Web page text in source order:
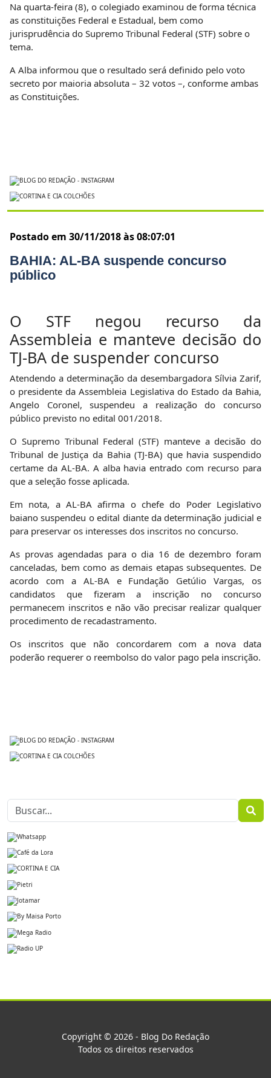
Na quarta-feira (8), o colegiado examinou de forma técnica
as constituições Federal e Estadual, bem como
jurisprudência do Supremo Tribunal Federal (STF) sobre o
tema.
A Alba informou que o resultado será definido pelo voto
secreto por maioria absoluta – 32 votos –, conforme ambas
as Constituições.
Postado em 30/11/2018 às 08:07:01
BAHIA: AL-BA suspende concurso
público
O STF negou recurso da
Assembleia e manteve decisão do
TJ-BA de suspender concurso
Atendendo a determinação da desembargadora Sílvia Zarif,
o presidente da Assembleia Legislativa do Estado da Bahia,
Angelo Coronel, suspendeu a realização do concurso
público previsto no edital 001/2018.
O Supremo Tribunal Federal (STF) manteve a decisão do
Tribunal de Justiça da Bahia (TJ-BA) que havia suspendido
certame da AL-BA. A alba havia entrado com recurso para
que a seleção fosse aplicada.
Em nota, a AL-BA afirma o chefe do Poder Legislativo
baiano suspendeu o edital diante da determinação judicial e
para preservar os interesses dos inscritos no concurso.
As provas agendadas para o dia 16 de dezembro foram
canceladas, bem como as demais etapas subsequentes. De
acordo com a AL-BA e Fundação Getúlio Vargas, os
candidatos que fizeram a inscrição no concurso
permanecem inscritos e não vão precisar realizar qualquer
procedimento de recadastramento.
Os inscritos que não concordarem com a nova data
poderão requerer o reembolso do valor pago pela inscrição.
Copyright © 2026 - Blog Do Redação
Todos os direitos reservados